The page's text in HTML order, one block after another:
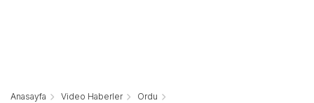
Anasayfa Video Haberler
Ordu